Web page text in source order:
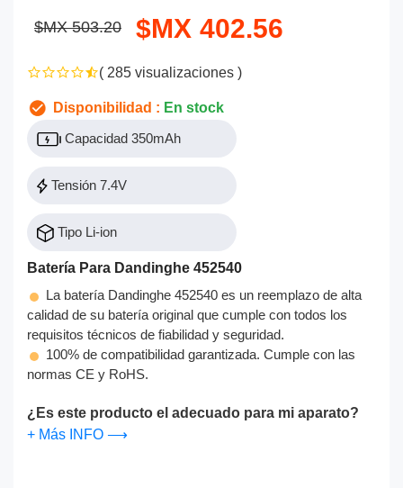
$MX 503.20 $MX 402.56
( 285 visualizaciones )
Disponibilidad : En stock
Capacidad 350mAh
Tensión 7.4V
Tipo Li-ion
Batería Para Dandinghe 452540
La batería Dandinghe 452540 es un reemplazo de alta
calidad de su batería original que cumple con todos los
requisitos técnicos de fiabilidad y seguridad.
100% de compatibilidad garantizada. Cumple con las
normas CE y RoHS.
¿Es este producto el adecuado para mi aparato?
+ Más INFO ⟶